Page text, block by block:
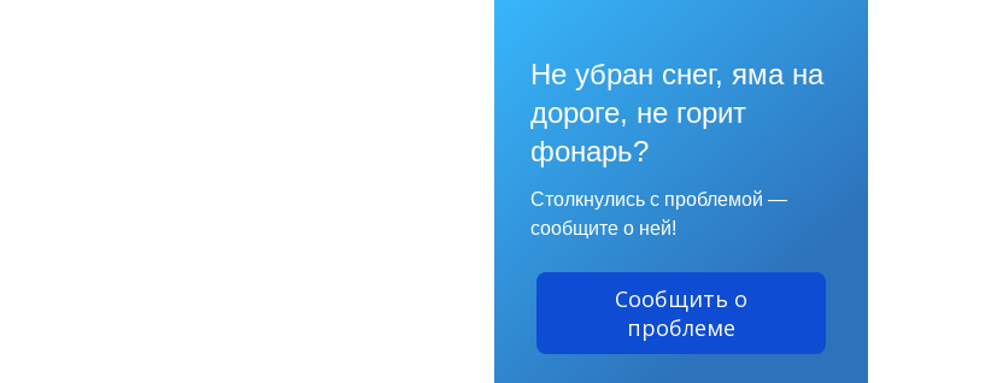
Не убран снег, яма на
дороге, не горит
фонарь?
Столкнулись с проблемой —
сообщите о ней!
Сообщить о
проблеме